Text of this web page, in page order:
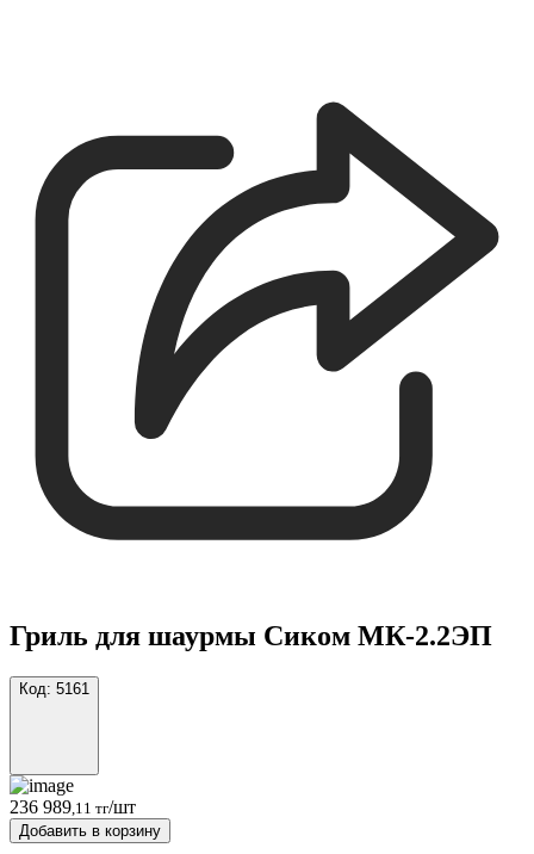
Гриль для шаурмы Сиком МК-2.2ЭП
Код: 5161
236 989 ,11 тг/шт
Добавить в корзину